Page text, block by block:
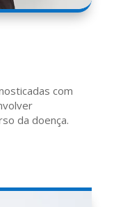
com
da doença.